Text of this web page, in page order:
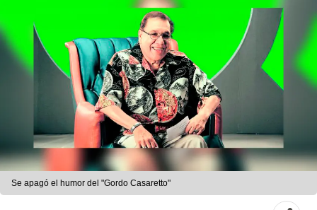
Se apagó el humor del "Gordo Casaretto"